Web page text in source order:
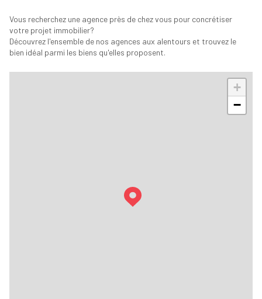
Vous recherchez une agence près de chez vous pour concrétiser
votre projet immobilier?
Découvrez l'ensemble de nos agences aux alentours et trouvez le
bien idéal parmi les biens qu'elles proposent.
+
−